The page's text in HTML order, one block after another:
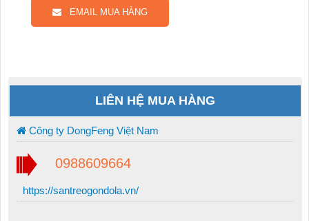
EMAIL MUA HÀNG
LIÊN HỆ MUA HÀNG
Công ty DongFeng Việt Nam
0988609664
https://santreogondola.vn/